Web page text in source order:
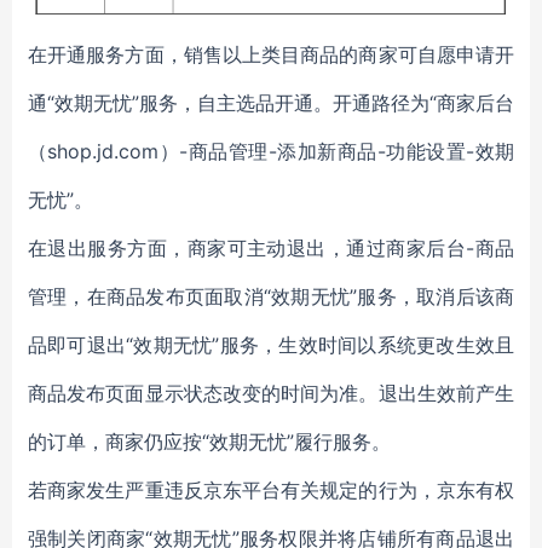
在开通服务方面，销售以上类目商品的商家可自愿申请开
通“效期无忧”服务，自主选品开通。开通路径为“商家后台
（shop.jd.com）-商品管理-添加新商品-功能设置-效期
无忧”。
在退出服务方面，商家可主动退出，通过商家后台-商品
管理，在商品发布页面取消“效期无忧”服务，取消后该商
品即可退出“效期无忧”服务，生效时间以系统更改生效且
商品发布页面显示状态改变的时间为准。退出生效前产生
的订单，商家仍应按“效期无忧”履行服务。
若商家发生严重违反京东平台有关规定的行为，京东有权
强制关闭商家“效期无忧”服务权限并将店铺所有商品退出